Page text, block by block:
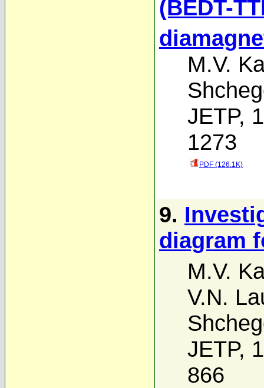
(BEDT-
M.V.
JETP,
1273
PDF (126.1K)
9.
diagram
M.V.
V.N.
JETP,
866